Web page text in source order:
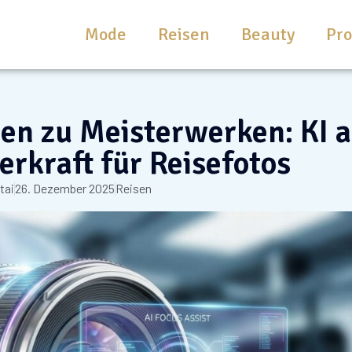
Mode Reisen Beauty
zu Meisterwerken: KI
für Reisefotos
26. Dezember 2025Reisen